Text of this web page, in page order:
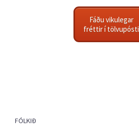
Fáðu vikulegar
fréttir í tölvupósti
FÓLKIÐ